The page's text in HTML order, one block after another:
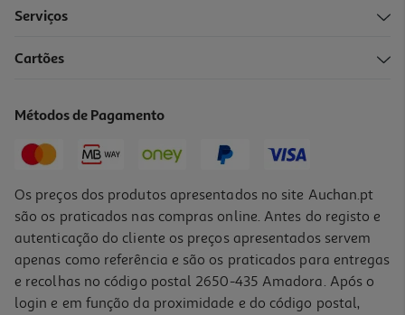
Serviços
Cartões
Métodos de Pagamento
Os preços dos produtos apresentados no site Auchan.pt
são os praticados nas compras online. Antes do registo e
autenticação do cliente os preços apresentados servem
apenas como referência e são os praticados para entregas
e recolhas no código postal 2650-435 Amadora. Após o
login e em função da proximidade e do código postal,